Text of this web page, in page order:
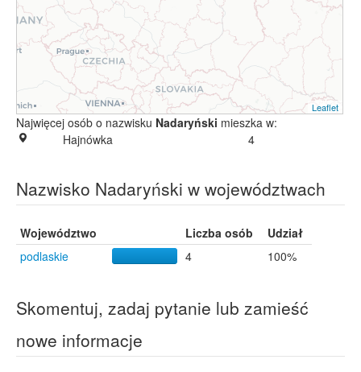
Leaflet
Najwięcej osób o nazwisku Nadaryński mieszka w:
Hajnówka
4
Nazwisko Nadaryński w województwach
Województwo Liczba osób
Udział
podlaskie
4 100%
Skomentuj, zadaj pytanie lub zamieść
nowe informacje